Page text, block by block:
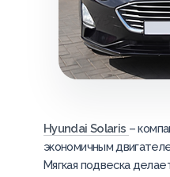
Hyundai Solaris –
экономичным
Мягкая подвеска